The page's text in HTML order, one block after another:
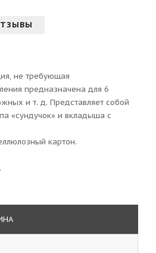
не требующая
предназначена для 6
и т. д. Представляет собой
«сундучок» и вкладыша с
картон.